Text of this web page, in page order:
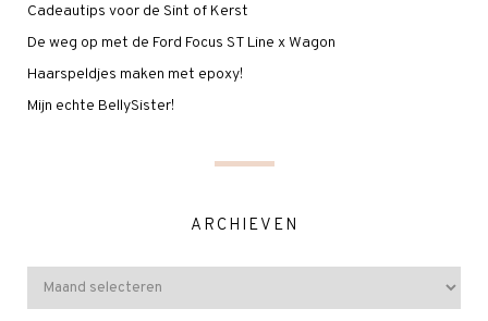
Cadeautips voor de Sint of Kerst
De weg op met de Ford Focus ST Line x Wagon
Haarspeldjes maken met epoxy!
Mijn echte BellySister!
ARCHIEVEN